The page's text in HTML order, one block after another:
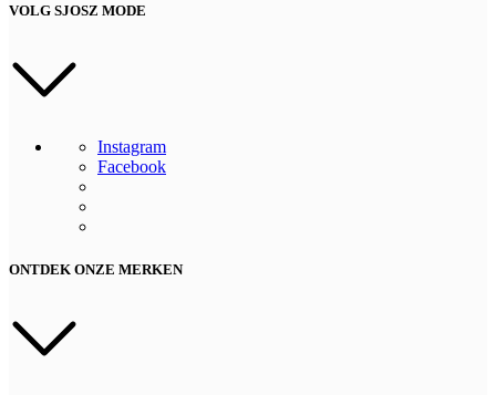
VOLG SJOSZ MODE
Instagram
Facebook
ONTDEK ONZE MERKEN